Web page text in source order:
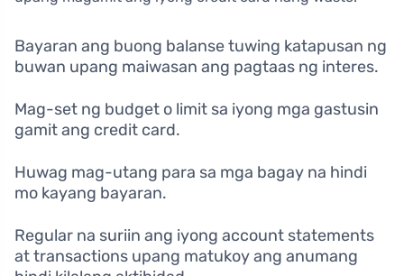
Bayaran ang buong balanse tuwing katapusan ng
buwan upang maiwasan ang pagtaas ng interes.
Mag-set ng budget o limit sa iyong mga gastusin
gamit ang credit card.
Huwag mag-utang para sa mga bagay na hindi
mo kayang bayaran.
Regular na suriin ang iyong account statements
at transactions upang matukoy ang anumang